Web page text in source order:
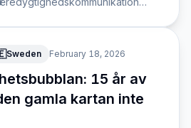
Sweden February 18, 2026
15 år av
gamla kartan inte